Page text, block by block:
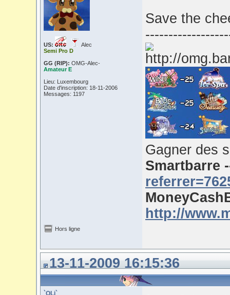
US:
Alec
Semi Pro D
GG (RIP): OMG-Alec-
Amateur E
Lieu: Luxembourg
Date d'inscription: 18-11-2006
Messages: 1197
Save the
Gagner des
Smartbarre
http://
Hors ligne
13-11-2009 16:15:36
`OLi`